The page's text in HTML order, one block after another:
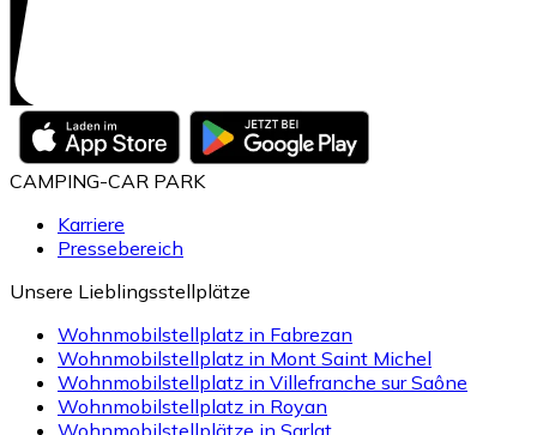
CAMPING-CAR PARK
Karriere
Pressebereich
Unsere Lieblingsstellplätze
Wohnmobilstellplatz in Fabrezan
Wohnmobilstellplatz in Mont Saint Michel
Wohnmobilstellplatz in Villefranche sur Saône
Wohnmobilstellplatz in Royan
Wohnmobilstellplätze in Sarlat